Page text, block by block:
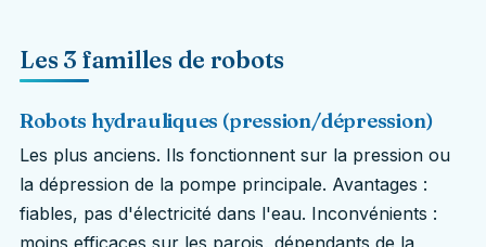
Les 3 familles de robots
Robots hydrauliques (pression/dépression)
Les plus anciens. Ils fonctionnent sur la pression ou
la dépression de la pompe principale. Avantages :
fiables, pas d'électricité dans l'eau. Inconvénients :